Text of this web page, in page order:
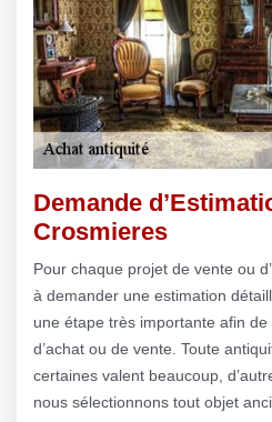
Demande
Crosmieres
Pour chaque projet de vente ou
à demander une estimation
une étape très importante afin
d’achat ou de vente. Toute
certaines valent beaucoup,
nous sélectionnons tout objet